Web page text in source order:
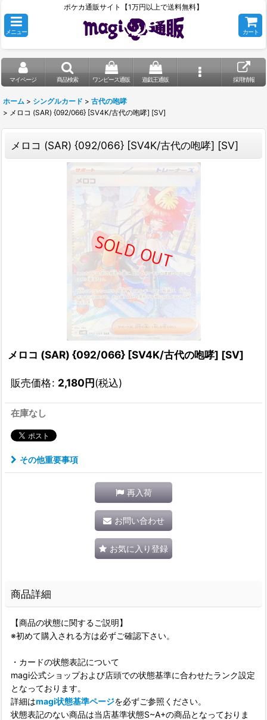
ポケカ通販サイト【1万円以上で送料無料】
メニュー カート
マイページ 商品検索 ワンピース通販 遊戯王通販 採用情報
ホーム > シングルカード > 古代の咆哮
> メロコ (SAR) {092/066} [SV4K/古代の咆哮] [SV]
メロコ (SAR) {092/066} [SV4K/古代の咆哮] [SV]
メロコ (SAR) {092/066} [SV4K/古代の咆哮] [SV]
販売価格: 2,180円(税込)
在庫なし
その他重要事項
再入荷
お問い合わせ
お気に入り登録
商品詳細
【商品の状態に関するご説明】
※初めて購入される方は必ずご確認下さい。
・カードの状態表記について
magi公式ショップおよび店頭での状態基準に合わせたランク設定
となっております。
詳細はmagi状態基準ページを必ずご参照ください。
状態表記のない商品は当店基準状態S~A+の商品となっておりま